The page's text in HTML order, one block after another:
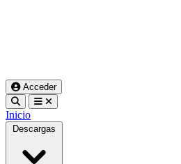
Acceder
Inicio
Descargas